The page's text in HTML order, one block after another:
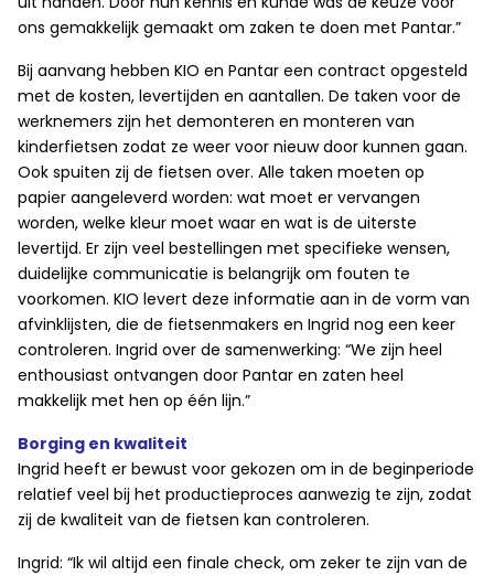
ons gemakkelijk gemaakt om zaken te doen met Pantar.”
Bij aanvang hebben KIO en Pantar een contract opgesteld
met de kosten, levertijden en aantallen. De taken voor de
werknemers zijn het demonteren en monteren van
kinderfietsen zodat ze weer voor nieuw door kunnen gaan.
Ook spuiten zij de fietsen over. Alle taken moeten op
papier aangeleverd worden: wat moet er vervangen
worden, welke kleur moet waar en wat is de uiterste
levertijd. Er zijn veel bestellingen met specifieke wensen,
duidelijke communicatie is belangrijk om fouten te
voorkomen. KIO levert deze informatie aan in de vorm van
afvinklijsten, die de fietsenmakers en Ingrid nog een keer
controleren. Ingrid over de samenwerking: “We zijn heel
enthousiast ontvangen door Pantar en zaten heel
makkelijk met hen op één lijn.”
Borging en kwaliteit
Ingrid heeft er bewust voor gekozen om in de beginperiode
relatief veel bij het productieproces aanwezig te zijn, zodat
zij de kwaliteit van de fietsen kan controleren.
Ingrid: “Ik wil altijd een finale check, om zeker te zijn van de